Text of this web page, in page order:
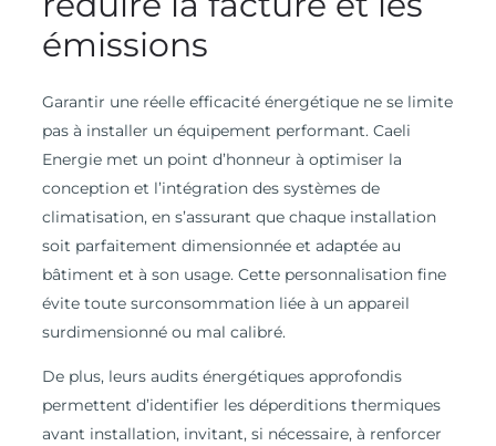
émissions
Garantir une réelle efficacité énergétique ne se limite
pas à installer un équipement performant. Caeli
Energie met un point d’honneur à optimiser la
conception et l’intégration des systèmes de
climatisation, en s’assurant que chaque installation
soit parfaitement dimensionnée et adaptée au
bâtiment et à son usage. Cette personnalisation fine
évite toute surconsommation liée à un appareil
surdimensionné ou mal calibré.
De plus, leurs audits énergétiques approfondis
permettent d’identifier les déperditions thermiques
avant installation, invitant, si nécessaire, à renforcer